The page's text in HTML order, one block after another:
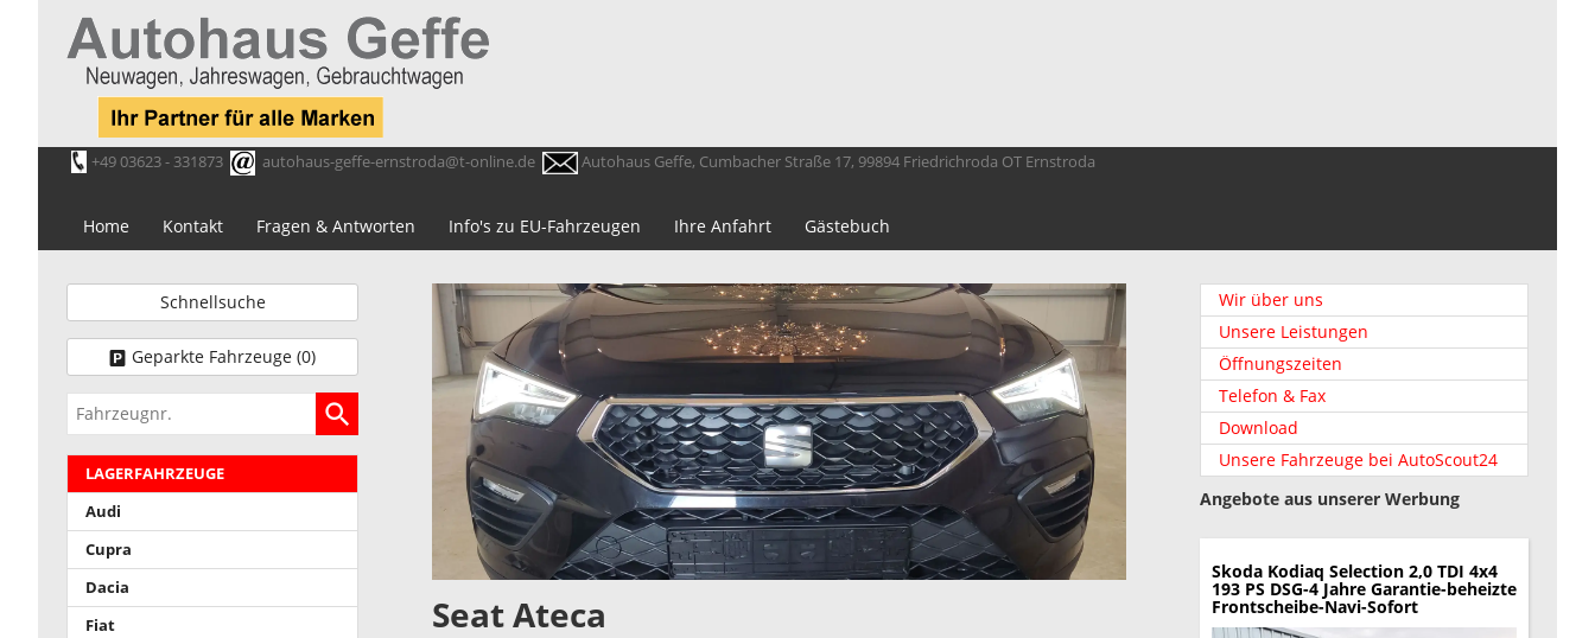
+49 03623 - 331873 autohaus-geffe-ernstroda@t-online.de Autohaus Geffe, Cumbacher Straße 17, 99894 Friedrichroda OT Ernstroda
Home Kontakt Fragen & Antworten Info's zu EU-Fahrzeugen Ihre Anfahrt Gästebuch
Seat Ateca
Schnellsuche
Geparkte Fahrzeuge (0)
Fahrzeugnr.
LAGERFAHRZEUGE
Audi
Cupra
Dacia
Fiat
Wir über uns
Unsere Leistungen
Öffnungszeiten
Telefon & Fax
Download
Unsere Fahrzeuge bei AutoScout24
Angebote aus unserer Werbung
Skoda Kodiaq Selection 2,0 TDI 4x4
193 PS DSG-4 Jahre Garantie-beheizte
Frontscheibe-Navi-Sofort